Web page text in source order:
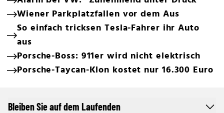
Wiener Parkplatzfallen vor dem Aus
So einfach tricksen Tesla-Fahrer ihr Auto
aus
Porsche-Boss: 911er wird nicht elektrisch
Porsche-Taycan-Klon kostet nur 16.300 Euro
Bleiben Sie auf dem Laufenden